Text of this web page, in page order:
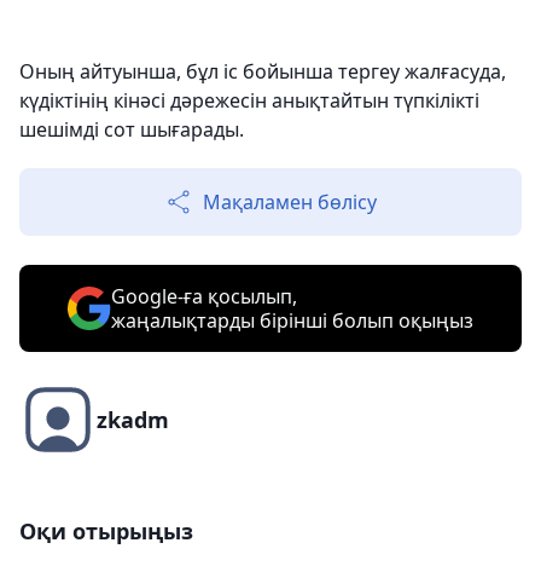
Оның айтуынша, бұл іс бойынша тергеу жалғасуда,
күдіктінің кінәсі дәрежесін анықтайтын түпкілікті
шешімді сот шығарады.
Мақаламен бөлісу
Google-ға қосылып,
жаңалықтарды бірінші болып оқыңыз
zkadm
Оқи отырыңыз